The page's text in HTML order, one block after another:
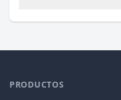
PRODUCTOS